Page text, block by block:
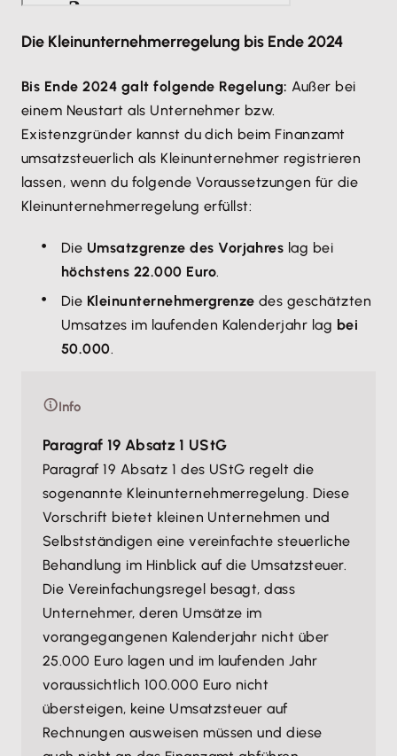
Die Kleinunternehmerregelung bis Ende 2024
Bis Ende 2024 galt folgende Regelung: Außer bei
einem Neustart als Unternehmer bzw.
Existenzgründer kannst du dich beim Finanzamt
umsatzsteuerlich als Kleinunternehmer registrieren
lassen, wenn du folgende Voraussetzungen für die
Kleinunternehmerregelung erfüllst:
Die Umsatzgrenze des Vorjahres lag bei
höchstens 22.000 Euro.
Die Kleinunternehmergrenze des geschätzten
Umsatzes im laufenden Kalenderjahr lag bei
50.000.
Info
Paragraf 19 Absatz 1 UStG
Paragraf 19 Absatz 1 des UStG regelt die
sogenannte Kleinunternehmerregelung. Diese
Vorschrift bietet kleinen Unternehmen und
Selbstständigen eine vereinfachte steuerliche
Behandlung im Hinblick auf die Umsatzsteuer.
Die Vereinfachungsregel besagt, dass
Unternehmer, deren Umsätze im
vorangegangenen Kalenderjahr nicht über
25.000 Euro lagen und im laufenden Jahr
voraussichtlich 100.000 Euro nicht
übersteigen, keine Umsatzsteuer auf
Rechnungen ausweisen müssen und diese